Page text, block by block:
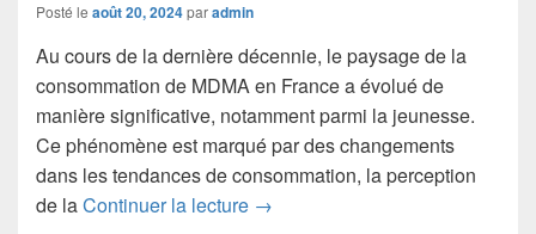
Posté le août 20, 2024paradmin
Au cours de la dernière décennie, le paysage de la
consommation de MDMA en France a évolué de
manière significative, notamment parmi la jeunesse.
Ce phénomène est marqué par des changements
dans les tendances de consommation, la perception
de laContinuer la lecture L’Évolution de la
→